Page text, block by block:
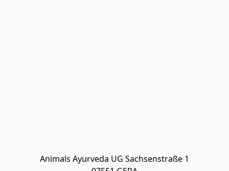
Animals Ayurveda UG Sachsenstraße 1